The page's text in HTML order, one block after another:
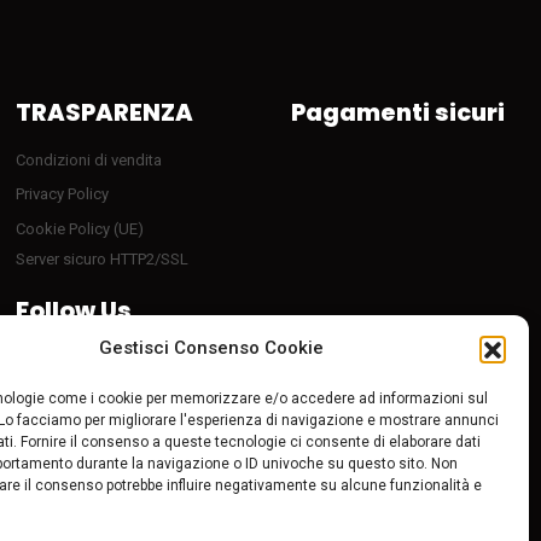
Gestisci Consenso Cookie
come i cookie per memorizzare e/o accedere ad informazioni sul
facciamo per migliorare l'esperienza di navigazione e mostrare annunci
Fornire il consenso a queste tecnologie ci consente di elaborare dati
durante la navigazione o ID univoche su questo sito. Non
il consenso potrebbe influire negativamente su alcune funzionalità e
TRASPARENZA
Condizioni di vendita
Privacy Policy
Cookie Policy (UE)
Server sicuro HTTP2/SSL
Follow Us
Pagamenti sicuri